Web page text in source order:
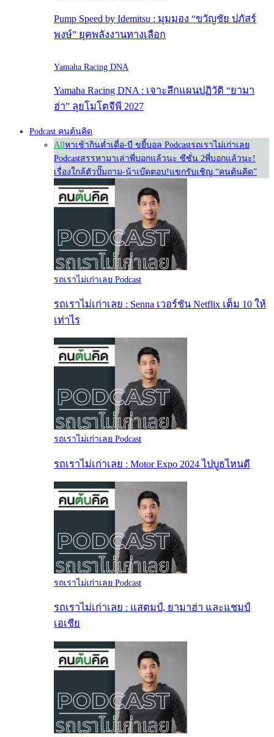
Pump Speed by Idemitsu : มุมมอง “ขวัญชัย ปภัสร์
พงษ์” ยุคพลังงานทางเลือก
Yamaha Racing DNA
Yamaha Racing DNA : เจาะลึกแผนปฏิวัติ “ยามา
ฮ่า” ลุยโมโตจีพี 2027
Podcast คนต้นคิด
Allหาเช้ากินค่ำเดื่อ-บี ขยี้บอล Podcastรถเราไม่เก่าเลย
Podcastสรรหามาเล่าพี่บอกแล้วนะ ซีซั่น 2พี่บอกแล้วนะ!
เรื่องใกล้ตัวปั๊มถาม-น้าเบ๊ดตอบ! แขกรับเชิญ “คนต้นคิด”
รถเราไม่เก่าเลย Podcast
รถเราไม่เก่าเลย : Senna เวอร์ชัน Netflix เต็ม 10 ให้
เท่าไร
รถเราไม่เก่าเลย Podcast
รถเราไม่เก่าเลย : Motor Expo 2024 ไปบูธไหนดี
รถเราไม่เก่าเลย Podcast
รถเราไม่เก่าเลย : แสตมป์, ยามาฮ่า และแชมป์
เอเชีย